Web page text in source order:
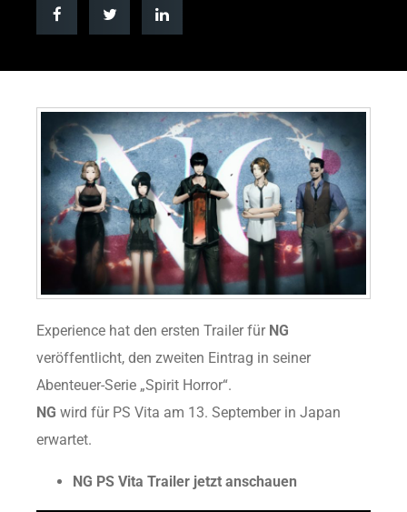
Experience hat den ersten Trailer für NG
veröffentlicht, den zweiten Eintrag in seiner
Abenteuer-Serie „Spirit Horror“.
NG wird für PS Vita am 13. September in Japan
erwartet.
NG PS Vita Trailer jetzt anschauen